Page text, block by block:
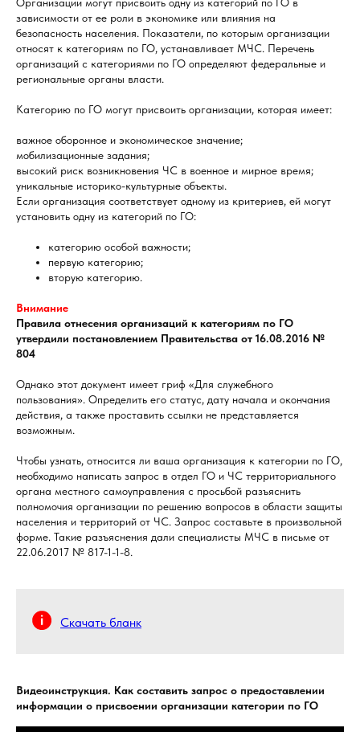
зависимости от ее роли в экономике или влияния на
безопасность населения. Показатели, по которым организации
относят к категориям по ГО, устанавливает МЧС. Перечень
организаций с категориями по ГО определяют федеральные и
региональные органы власти.
Категорию по ГО могут присвоить организации, которая имеет:
важное оборонное и экономическое значение;
мобилизационные задания;
высокий риск возникновения ЧС в военное и мирное время;
уникальные историко-культурные объекты.
Если организация соответствует одному из критериев, ей могут
установить одну из категорий по ГО:
категорию особой важности;
первую категорию;
вторую категорию.
Внимание
Правила отнесения организаций к категориям по ГО
утвердили постановлением Правительства от 16.08.2016 №
804
Однако этот документ имеет гриф «Для служебного
пользования». Определить его статус, дату начала и окончания
действия, а также проставить ссылки не представляется
возможным.
Чтобы узнать, относится ли ваша организация к категории по ГО,
необходимо написать запрос в отдел ГО и ЧС территориального
органа местного самоуправления с просьбой разъяснить
полномочия организации по решению вопросов в области защиты
населения и территорий от ЧС. Запрос составьте в произвольной
форме. Такие разъяснения дали специалисты МЧС в письме от
22.06.2017 № 817-1-1-8.
Скачать бланк
Видеоинструкция. Как составить запрос о предоставлении
информации о присвоении организации категории по ГО